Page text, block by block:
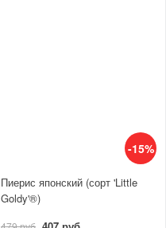
-15%
Пиерис японский (сорт 'Little
Goldy'®)